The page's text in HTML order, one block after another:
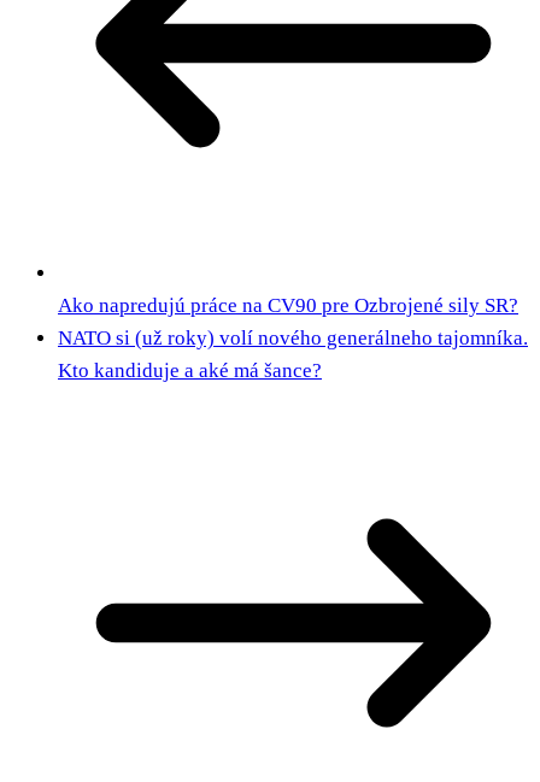
Ako napredujú práce na CV90 pre Ozbrojené sily SR?
NATO si (už roky) volí nového generálneho tajomníka.
Kto kandiduje a aké má šance?